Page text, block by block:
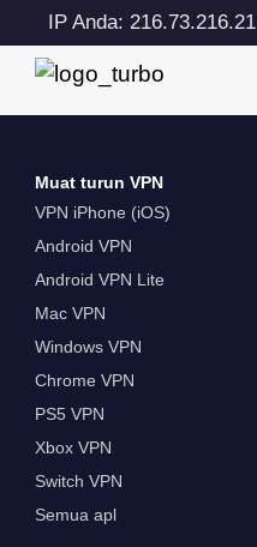
IP Anda: 216.73.216.21
Muat turun VPN
VPN iPhone (iOS)
Android VPN
Android VPN Lite
Mac VPN
Windows VPN
Chrome VPN
PS5 VPN
Xbox VPN
Switch VPN
Semua apl